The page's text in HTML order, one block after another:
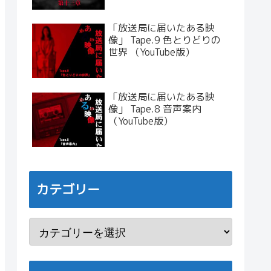
「放送局に届いたある映
像」 Tape.9 色とりどりの
世界 （YouTube版）
「放送局に届いたある映
像」 Tape.8 音声案内
（YouTube版）
カテゴリー